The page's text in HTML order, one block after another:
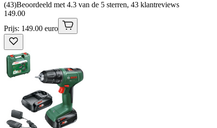
(43)Beoordeeld met 4.3 van de 5 sterren, 43 klantreviews
149.00
Prijs: 149.00 euro